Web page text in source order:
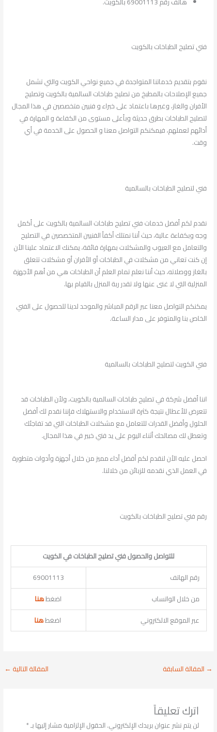
فني تصليح الطباخات بالكويت
نقوم بتقديم خدماتنا المتواجدة في جميع نواحي الكويت والتي تشمل
جميع الإصلاحات بالمطبخ من تصليح طباخات السالمية بالكويت وتصليح
الأفران والغاز، وغيرها باعتماد على خبراء و فنيين متخصصين في هذا المجال
لتصليح الطباخات بطرق حديثة وبأعلى مستوى من الكفاءة و المهارة في
أدائهم لعملهم، فيمكنكم التواصل معنا و الحصول على الخدمة في أي
وقت.
فني لتصليح الطباخات بالسالمية
نقدم لكم أفضل خدمات فني تصليح طباخات السالمية بالكويت على أكمل
وجه وبكفاءة عالية، حيث أننا نمتلك أكفأ الفنيين المتخصصين في التصليح
والتعامل مع العيوب والمشكلات بمهارة فائقة، يمكنك الاعتماد علينا الأن
إن كنت تعاني من مشكلات في الطباخات أو الأفران أو مشكلات تتعلق
بالغاز ووصلاته، حيث أننا نعلم تمام العلم أن الطباخات هي من أهم الأجهزة
المنزلية التي لا غنى عنها ولا تقدر ربة المنزل بالقيام بها.
يمكنكم التواصل معنا عبر الرقم المباشر والموحد لدينا للحصول على الفني
الخاص بنا والمتوفر على مدار الساعة.
فني الكويت لتصليح الطباخات بالسالمية
اننا أفضل شركة في تصليح طباخات السالمية بالكويت، ولأن الطباخات قد
تتعرض للأعطال نتيجة كثرة الاستخدام والاستهلاك فإننا نقدم لك أفضل
الحلول وأفضل القدرات للتعامل مع مشكلات الطباخات التي قد تفاجئك
وتعطل لك مصالحك أثناء اليوم على يد فني خبير في هذا المجال.
احصل عليه الأن لنقدم لكم أفضل أداء مميز من خلال أجهزة وأدوات متطورة
في العمل الذي نقدمه للزبائن من خلالنا.
رقم فني تصليح الطباخات بالكويت
للتواصل والحصول فني تصليح الطباخات في الكويت
رقم الهاتف
69001113
من خلال الواتساب
اضغطهنا
عبر الموقع الالكتروني
اضغطهنا
→ المقالة السابقة المقالة التالية←
اترك تعليقاً
لن يتم نشر عنوان بريدك الإلكتروني.الحقول الإلزامية مشار إليها بـ*